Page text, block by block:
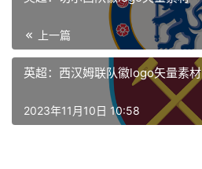
首
页
上一篇
英超：西汉姆联队徽logo矢量素材
2023年11月10日 10:58